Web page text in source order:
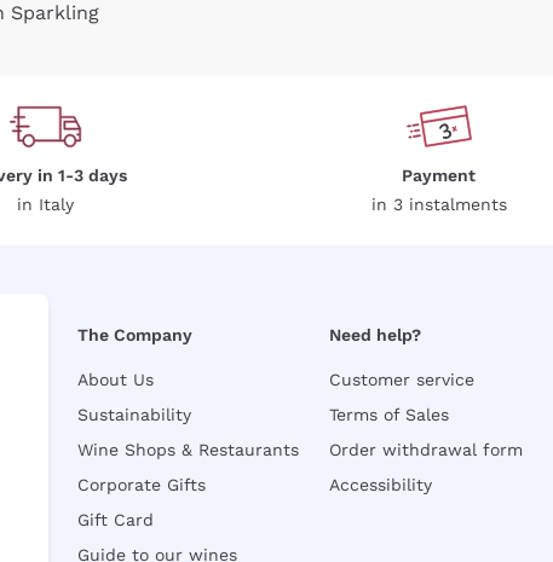
Sparkling
in 1-3 days
in Italy
Payment
in 3 instalments
The Company
About Us
Sustainability
Wine Shops & Restaurants
Corporate Gifts
Gift Card
Guide to our wines
Need help?
Customer service
Terms of Sales
Order withdrawal form
Accessibility